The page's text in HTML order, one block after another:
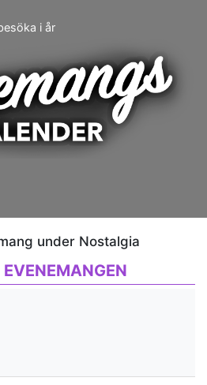
i år
under Nostalgia